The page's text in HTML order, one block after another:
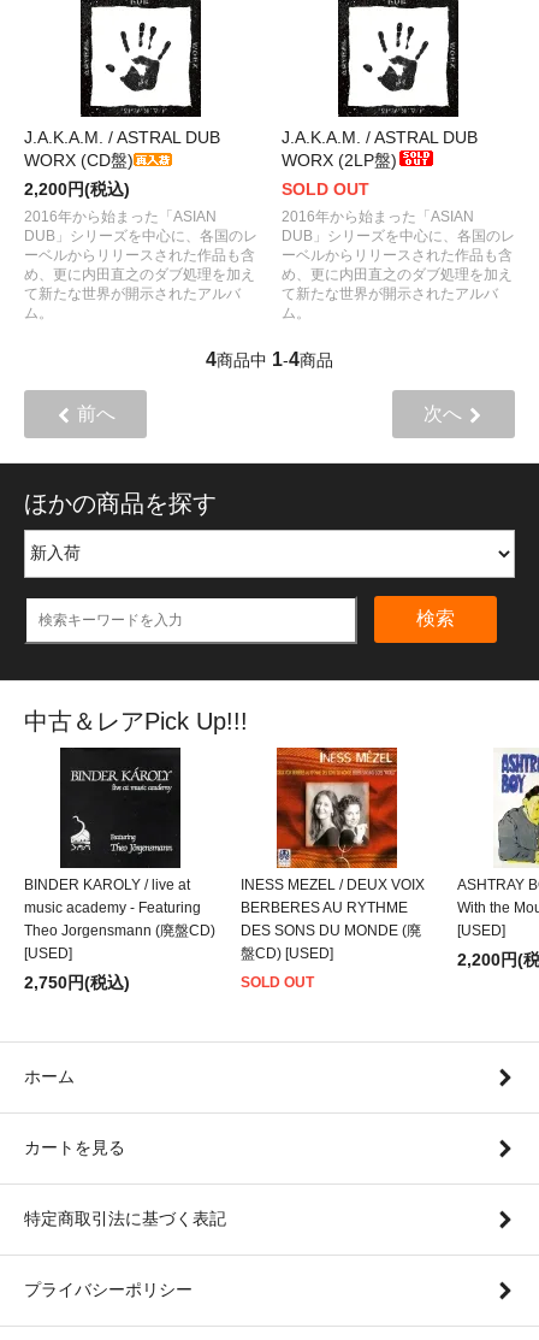
J.A.K.A.M. / ASTRAL DUB
WORX (CD盤)
2,200円(税込)
2016年から始まった「ASIAN
DUB」シリーズを中心に、各国のレ
ーベルからリリースされた作品も含
め、更に内田直之のダブ処理を加え
て新たな世界が開示されたアルバ
ム。
J.A.K.A.M. / ASTRAL DUB
WORX (2LP盤)
SOLD OUT
2016年から始まった「ASIAN
DUB」シリーズを中心に、各国のレ
ーベルからリリースされた作品も含
め、更に内田直之のダブ処理を加え
て新たな世界が開示されたアルバ
ム。
4商品中 1-4商品
前へ 次へ
ほかの商品を探す
検索
中古＆レアPick Up!!!
BINDER KAROLY / live at
music academy - Featuring
Theo Jorgensmann (廃盤CD)
[USED]
2,750円(税込)
INESS MEZEL / DEUX VOIX
BERBERES AU RYTHME
DES SONS DU MONDE (廃
盤CD) [USED]
SOLD OUT
ASHTRAY
With the
[USED]
2,200円(
ホーム
カートを見る
特定商取引法に基づく表記
プライバシーポリシー